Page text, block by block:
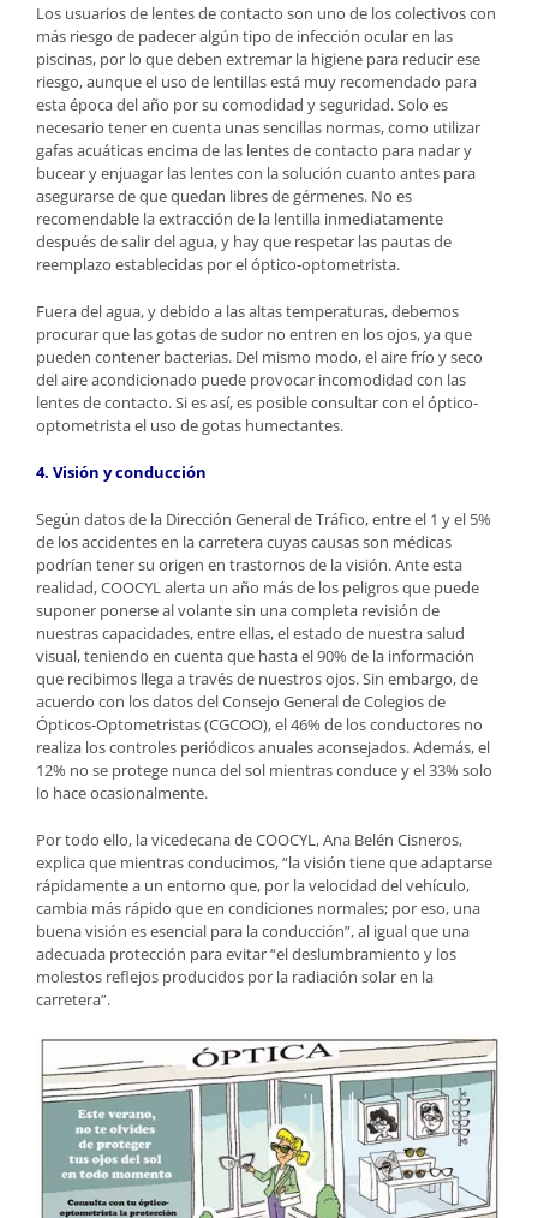
Los usuarios de lentes de contacto son uno de los colectivos con
más riesgo de padecer algún tipo de infección ocular en las
piscinas, por lo que deben extremar la higiene para reducir ese
riesgo, aunque el uso de lentillas está muy recomendado para
esta época del año por su comodidad y seguridad. Solo es
necesario tener en cuenta unas sencillas normas, como utilizar
gafas acuáticas encima de las lentes de contacto para nadar y
bucear y enjuagar las lentes con la solución cuanto antes para
asegurarse de que quedan libres de gérmenes. No es
recomendable la extracción de la lentilla inmediatamente
después de salir del agua, y hay que respetar las pautas de
reemplazo establecidas por el óptico-optometrista.
Fuera del agua, y debido a las altas temperaturas, debemos
procurar que las gotas de sudor no entren en los ojos, ya que
pueden contener bacterias. Del mismo modo, el aire frío y seco
del aire acondicionado puede provocar incomodidad con las
lentes de contacto. Si es así, es posible consultar con el óptico-
optometrista el uso de gotas humectantes.
4. Visión y conducción
Según datos de la Dirección General de Tráfico, entre el 1 y el 5%
de los accidentes en la carretera cuyas causas son médicas
podrían tener su origen en trastornos de la visión. Ante esta
realidad, COOCYL alerta un año más de los peligros que puede
suponer ponerse al volante sin una completa revisión de
nuestras capacidades, entre ellas, el estado de nuestra salud
visual, teniendo en cuenta que hasta el 90% de la información
que recibimos llega a través de nuestros ojos. Sin embargo, de
acuerdo con los datos del Consejo General de Colegios de
Ópticos-Optometristas (CGCOO), el 46% de los conductores no
realiza los controles periódicos anuales aconsejados. Además, el
12% no se protege nunca del sol mientras conduce y el 33% solo
lo hace ocasionalmente.
Por todo ello, la vicedecana de COOCYL, Ana Belén Cisneros,
explica que mientras conducimos, “la visión tiene que adaptarse
rápidamente a un entorno que, por la velocidad del vehículo,
cambia más rápido que en condiciones normales; por eso, una
buena visión es esencial para la conducción”, al igual que una
adecuada protección para evitar “el deslumbramiento y los
molestos reflejos producidos por la radiación solar en la
carretera”.